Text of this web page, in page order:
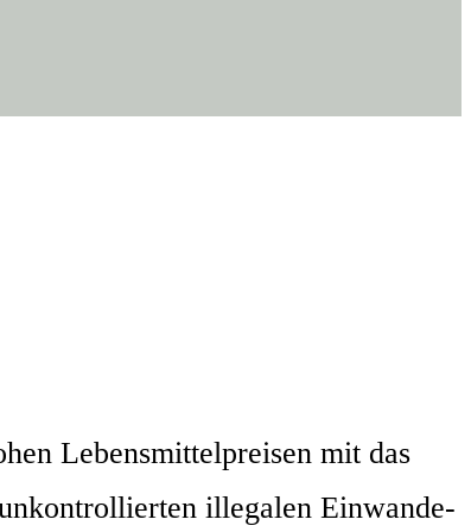
Lebens­mit­tel­prei­sen mit das
ille­ga­len Ein­wan­de­